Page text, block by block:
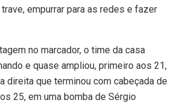
empurrar para as redes e fazer
no marcador, o time da casa
e quase ampliou, primeiro aos 21,
direita que terminou com cabeçada de
25, em uma bomba de Sérgio